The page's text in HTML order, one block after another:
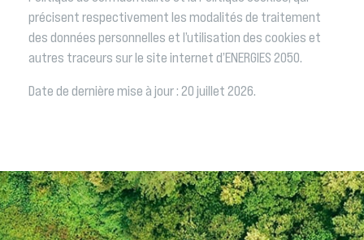
précisent respectivement les modalités de traitement
des données personnelles et l’utilisation des cookies et
autres traceurs sur le site internet d’ENERGIES 2050.
Date de dernière mise à jour : 20 juillet 2026.